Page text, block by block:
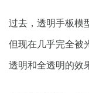
过去，透明手板模
但现在几乎完全被
透明和全透明的效